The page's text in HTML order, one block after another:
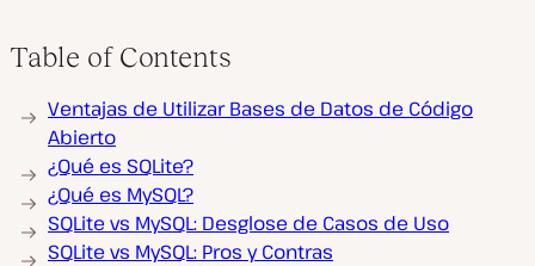
Table of Contents
Ventajas de Utilizar Bases de Datos de Código
Abierto
¿Qué es SQLite?
¿Qué es MySQL?
SQLite vs MySQL: Desglose de Casos de Uso
SQLite vs MySQL: Pros y Contras